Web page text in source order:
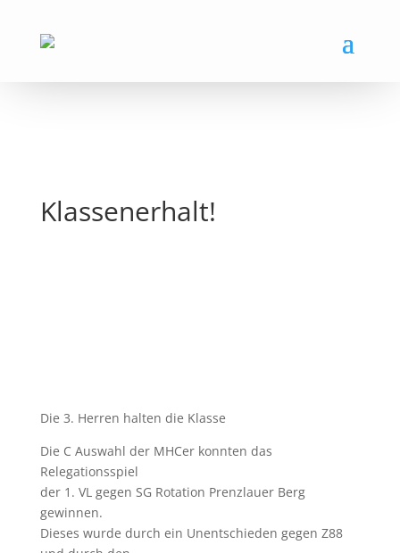
Klassenerhalt!
Die 3. Herren halten die Klasse
Die C Auswahl der MHCer konnten das
Relegationsspiel
der 1. VL gegen SG Rotation Prenzlauer Berg
gewinnen.
Dieses wurde durch ein Unentschieden gegen Z88